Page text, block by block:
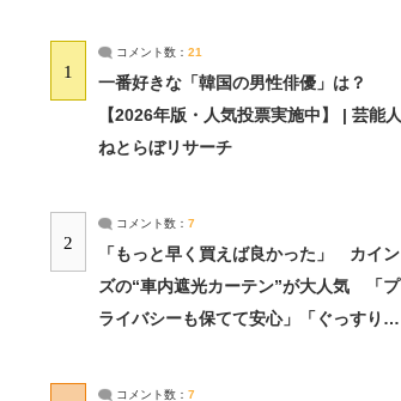
1
コメント数： 21
一番好きな「韓国の男性俳優」は？
【2026年版・人気投票実施中】 | 芸能人
ねとらぼリサーチ
2
コメント数： 7
「もっと早く買えば良かった」 カイン
ズの“車内遮光カーテン”が大人気 「プ
ライバシーも保てて安心」「ぐっすり眠
コメント数： 7